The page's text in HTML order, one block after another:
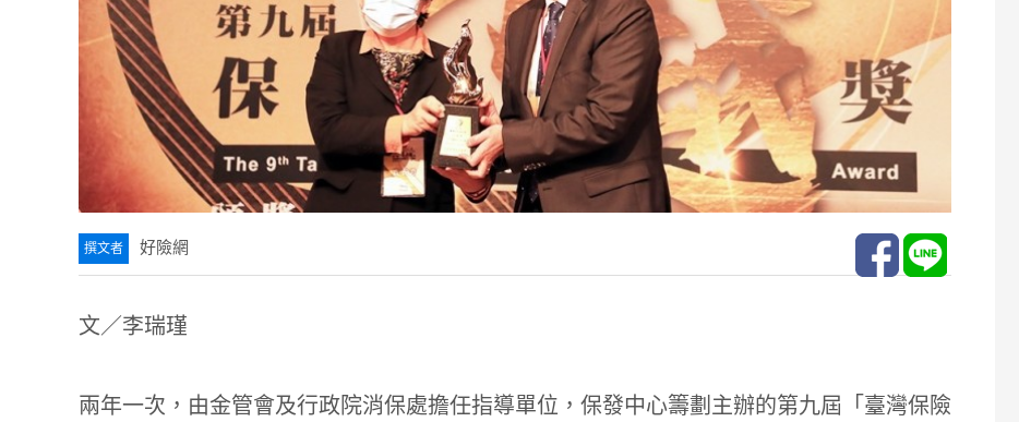
好險網
文／李瑞瑾
兩年一次，由金管會及行政院消保處擔任指導單位，保發中心籌劃主辦的第九屆「臺灣保險